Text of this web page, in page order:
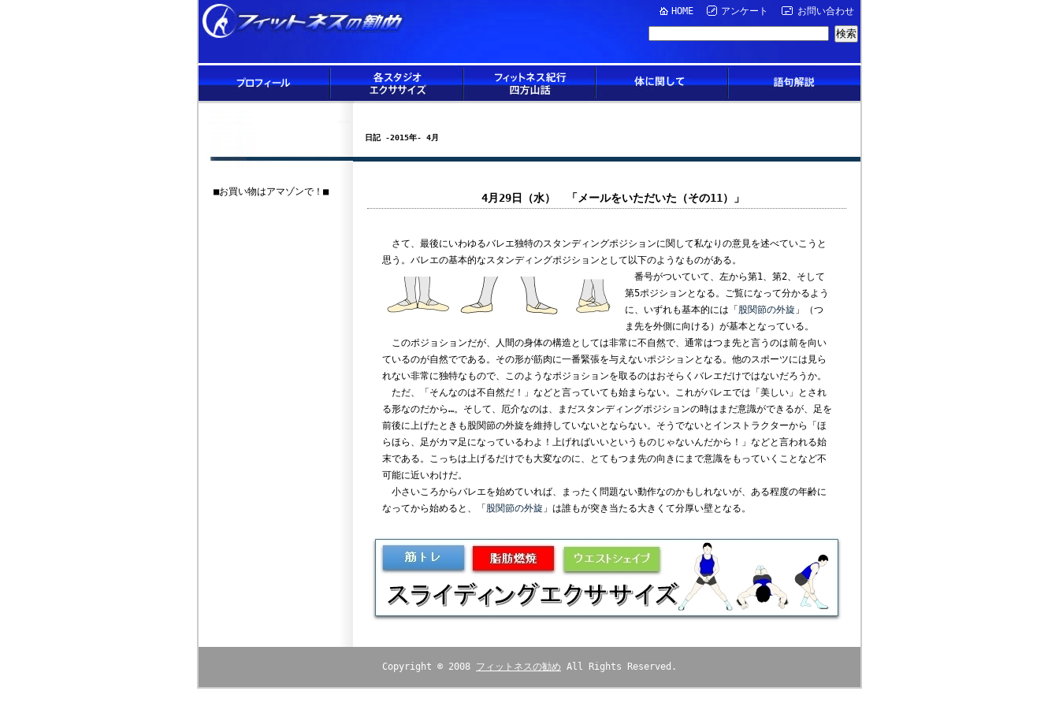
HOME アンケート お問い合わせ
■お買い物はアマゾンで！■
日記 -2015年- 4月
4月29日（水） 「メールをいただいた（その11）」
さて、最後にいわゆるバレエ独特のスタンディングポジションに関して私なりの意見を述べていこうと
思う。バレエの基本的なスタンディングポジションとして以下のようなものがある。
番号がついていて、左から第1、第2、そして
第5ポジションとなる。ご覧になって分かるよう
に、いずれも基本的には「 股関節の外旋 」（つ
ま先を外側に向ける）が基本となっている。
このポジョションだが、人間の身体の構造としては非常に不自然で、通常はつま先と言うのは前を向い
ているのが自然でである。その形が筋肉に一番緊張を与えないポジションとなる。他のスポーツには見ら
れない非常に独特なもので、このようなポジョションを取るのはおそらくバレエだけではないだろうか。
ただ、「そんなのは不自然だ！」などと言っていても始まらない。これがバレエでは「美しい」とされ
る形なのだから…。そして、厄介なのは、まだスタンディングポジションの時はまだ意識ができるが、足を
前後に上げたときも股関節の外旋を維持していないとならない。そうでないとインストラクターから「ほ
らほら、足がカマ足になっているわよ！上げればいいというものじゃないんだから！」などと言われる始
末である。こっちは上げるだけでも大変なのに、とてもつま先の向きにまで意識をもっていくことなど不
可能に近いわけだ。
小さいころからバレエを始めていれば、まったく問題ない動作なのかもしれないが、ある程度の年齢に
なってから始めると、「 股関節の外旋 」は誰もが突き当たる大きくて分厚い壁となる。
Copyright © 2008 フィットネスの勧め All Rights Reserved.